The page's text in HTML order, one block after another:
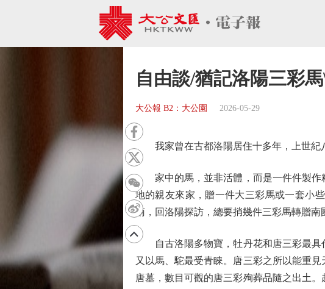
自由談/猶記洛陽三彩
大公報 B2：大公園 2026-05-29
我家曾在古都洛陽居住十多年，上世紀八
家中的馬，並非活體，而是一件件製作精
地的親友來家，贈一件大三彩馬或一套小
南，回洛陽探訪，總要捎幾件三彩馬轉贈南
自古洛陽多物寶，牡丹花和唐三彩最具代
又以馬、駝最受青睞。唐三彩之所以能重
唐墓，數目可觀的唐三彩殉葬品隨之出土